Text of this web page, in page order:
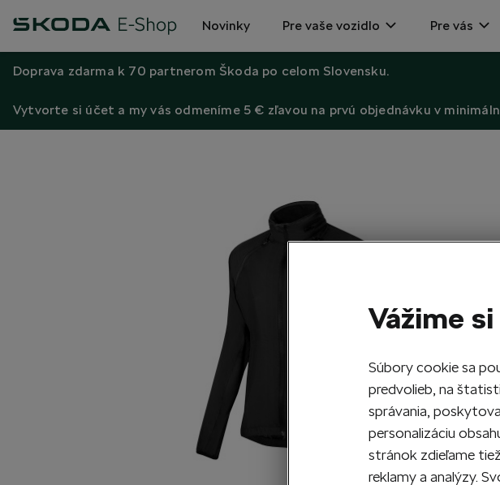
Novinky Pre vaše vozidlo Pre vás
Doprava zdarma k 70 partnerom Škoda po celom Slovensku.
Vytvorte si účet a my vás odmeníme 5 € zľavou na prvú objednávku v
Vážime
Súbory cookie sa
predvolieb, na
správania,
personalizáciu
stránok zdieľame
reklamy a analýzy.